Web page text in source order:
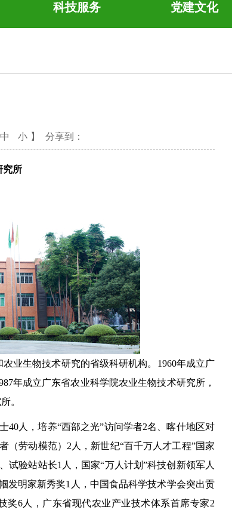
科技服务 党建文化
中 小 】 分享到：
究所
生物技术研究的省级科研机构。1960年成立广
年成立广东省农业科学院农业生物技术研究所，
。
人，培养“西部之光”访问学者2名、喀什地区对
（劳动模范）2人，新世纪“百千万人才工程”国家
验站站长1人，国家“万人计划”科技创新领军人
发明家新秀奖1人，中国食品科学技术学会突出贡
奖6人，广东省现代农业产业技术体系首席专家2